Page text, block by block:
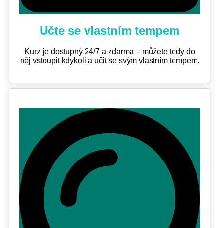
Učte se vlastním tempem
Kurz je dostupný 24/7 a zdarma – můžete tedy do
něj vstoupit kdykoli a učit se svým vlastním tempem.